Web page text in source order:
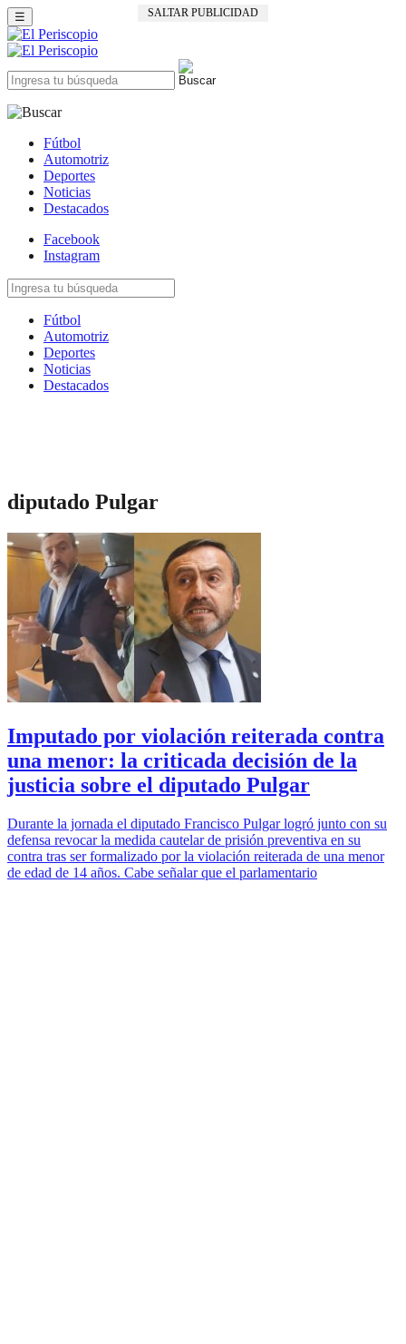
SALTAR PUBLICIDAD
☰
Fútbol
Automotriz
Deportes
Noticias
Destacados
Facebook
Instagram
Fútbol
Automotriz
Deportes
Noticias
Destacados
diputado Pulgar
Imputado por violación reiterada contra
una menor: la criticada decisión de la
justicia sobre el diputado Pulgar
Durante la jornada el diputado Francisco Pulgar logró junto con su
defensa revocar la medida cautelar de prisión preventiva en su
contra tras ser formalizado por la violación reiterada de una menor
de edad de 14 años. Cabe señalar que el parlamentario